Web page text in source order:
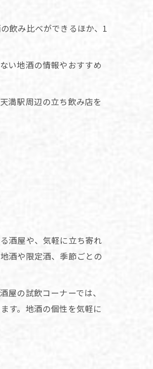
飲み比べができるほか、1
い地酒の情報やおすすめ
満駅周辺の立ち飲み店を
酒屋や、気軽に立ち寄れ
酒や限定酒、季節ごとの
の試飲コーナーでは、
す。地酒の個性を気軽に